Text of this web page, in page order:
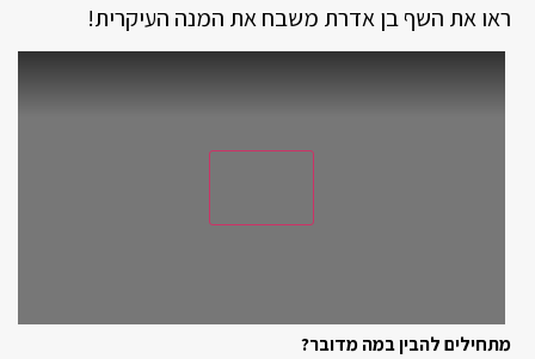
ראו את השף בן אדרת משבח את המנה העיקרית!
מתחילים להבין במה מדובר?